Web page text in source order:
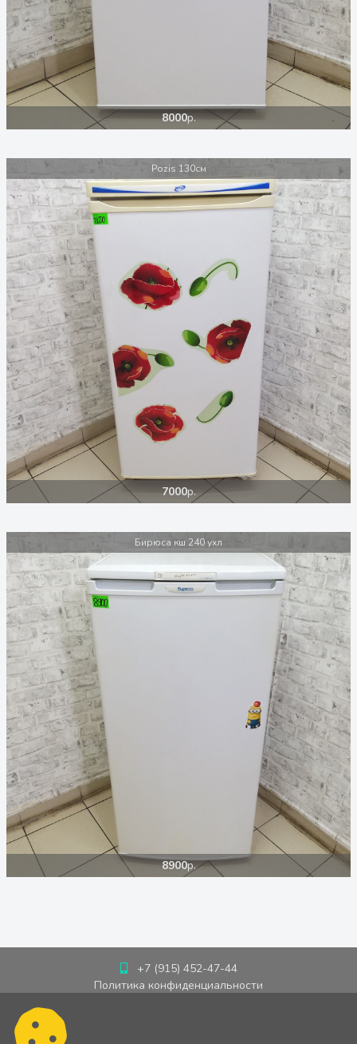
8000р.
Pozis 130см
7000р.
Бирюса кш 240 ухл
8900р.
+7 (915) 452-47-44
Политика конфиденциальности